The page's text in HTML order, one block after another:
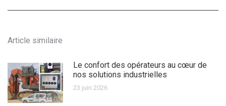
Article similaire
Le confort des opérateurs au cœur de
nos solutions industrielles
23 juin 2026